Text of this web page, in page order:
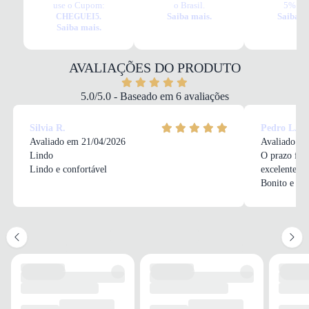
esportivos femininos.
Tudo o que você precisa saber sobre Tênis Asics Raiden 4 Feminino
MATERIAL
DROP
FECHAMENTO
Cadarço
ADERÊNCIA
Alta
AMORTECIMENTO
use o Cupom:
CHEGUEI5.
Saiba mais.
o Brasil.
Saiba mais.
5%
Saiba
AVALIAÇÕES DO PRODUTO
5.0/5.0 - Baseado em 6 avaliações
Silvia R.
Avaliado em 21/04/2026
Lindo
Lindo e confortável
Pedro L.
Avaliado
O prazo foi
excelente
Bonito e